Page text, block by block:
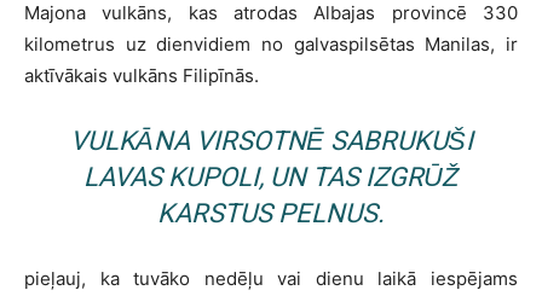
Majona vulkāns, kas atrodas Albajas provincē 330
kilometrus uz dienvidiem no galvaspilsētas Manilas, ir
aktīvākais vulkāns Filipīnās.
VULKĀNA VIRSOTNĒ SABRUKUŠI
LAVAS KUPOLI, UN TAS IZGRŪŽ
KARSTUS PELNUS.
pieļauj, ka tuvāko nedēļu vai dienu laikā iespējams